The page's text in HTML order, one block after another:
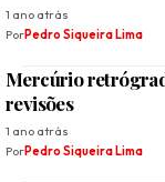
1 ano atrás
PorPedro Siqueira Lima
Mercúrio
revisões
1 ano atrás
PorPedro Siqueira Lima